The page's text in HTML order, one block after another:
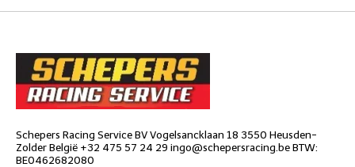
Schepers Racing Service BV Vogelsancklaan 18 3550 Heusden-
Zolder België +32 475 57 24 29 ingo@schepersracing.beBTW:
BE0462682080